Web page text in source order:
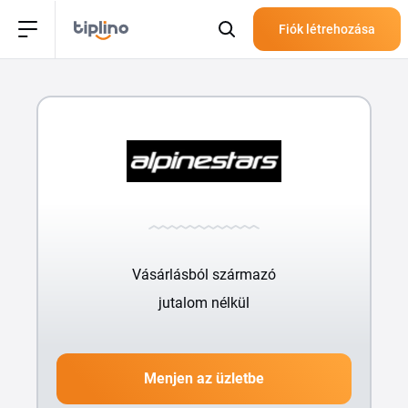
Fiók létrehozása
Vásárlásból származó
jutalom nélkül
Menjen az üzletbe